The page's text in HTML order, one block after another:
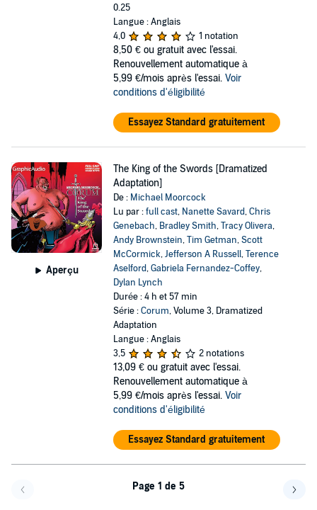
0.25
Langue : Anglais
4,0
1 notation
8,50 € ou gratuit avec l'essai.
Renouvellement automatique à
5,99 €/mois après l'essai. Voir
conditions d'éligibilité
Essayez Standard gratuitement
Aperçu
The King of the Swords [Dramatized
Adaptation]
De : Michael Moorcock
Lu par :full cast, Nanette Savard,Chris
Genebach, Bradley Smith,Tracy Olivera,
Andy Brownstein,Tim Getman,Scott
McCormick,Jefferson A Russell,Terence
Aselford,Gabriela Fernandez-Coffey,
Dylan Lynch
Durée : 4 h et 57 min
Série :Corum, Volume 3, Dramatized
Adaptation
Langue : Anglais
3,5
2 notations
13,09 € ou gratuit avec l'essai.
Renouvellement automatique à
5,99 €/mois après l'essai. Voir
conditions d'éligibilité
Essayez Standard gratuitement
Page 1 de 5